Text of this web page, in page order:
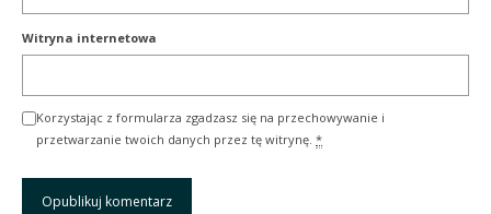
Witryna internetowa
Korzystając z formularza zgadzasz się na przechowywanie i
przetwarzanie twoich danych przez tę witrynę. *